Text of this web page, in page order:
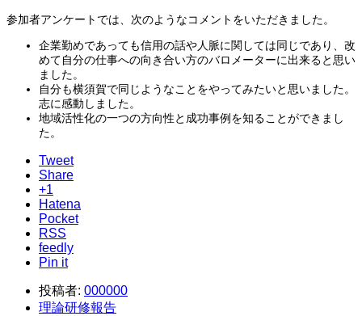
参加者アンケートでは、次のようなコメントをいただきました。
企業勤めであっても信用の話や人脈に関しては同じであり、改
めて自分の仕事への向き合い方のバロメーターに出来ると思い
ました。
自分も横須賀で同じようなことをやってみたいと思いました。
志に感動しました。
地域活性化の一つの方向性と成功事例を知ることができまし
た。
Tweet
Share
+1
Hatena
Pocket
RSS
feedly
Pin it
投稿者: 000000
理論研修報告